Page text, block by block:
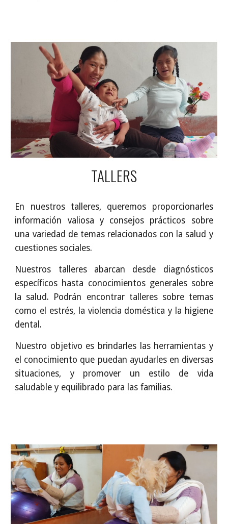
TALLERS
En nuestros talleres, queremos proporcionarles
información valiosa y consejos prácticos sobre
una variedad de temas relacionados con la salud y
cuestiones sociales.
Nuestros talleres abarcan desde diagnósticos
específicos hasta conocimientos generales sobre
la salud. Podrán encontrar talleres sobre temas
como el estrés, la violencia doméstica y la higiene
dental.
Nuestro objetivo es brindarles las herramientas y
el conocimiento que puedan ayudarles en diversas
situaciones, y promover un estilo de vida
saludable y equilibrado para las familias.